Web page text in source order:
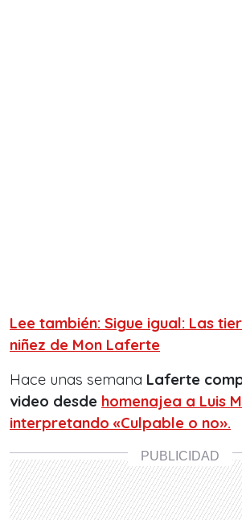
Lee también: Sigue igual: Las
niñez de Mon Laferte
Hace unas semana Laferte
video desde homenajea a Luis
interpretando «Culpable o no».